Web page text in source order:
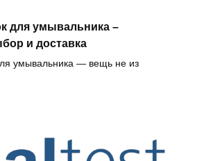
для умывальника –
и доставка
умывальника — вещь не из